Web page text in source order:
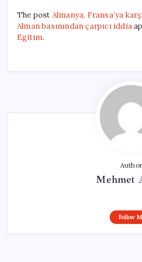
The post Almanya, Fransa’ya
Alman basınından çarpıcı iddia
Egitim.
Author
Mehmet
Follow